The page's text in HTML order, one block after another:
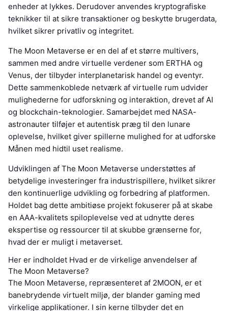
enheder at lykkes. Derudover anvendes kryptografiske
teknikker til at sikre transaktioner og beskytte brugerdata,
hvilket sikrer privatliv og integritet.
The Moon Metaverse er en del af et større multivers,
sammen med andre virtuelle verdener som ERTHA og
Venus, der tilbyder interplanetarisk handel og eventyr.
Dette sammenkoblede netværk af virtuelle rum udvider
mulighederne for udforskning og interaktion, drevet af AI
og blockchain-teknologier. Samarbejdet med NASA-
astronauter tilføjer et autentisk præg til den lunare
oplevelse, hvilket giver spillerne mulighed for at udforske
Månen med hidtil uset realisme.
Udviklingen af The Moon Metaverse understøttes af
betydelige investeringer fra industrispillere, hvilket sikrer
den kontinuerlige udvikling og forbedring af platformen.
Holdet bag dette ambitiøse projekt fokuserer på at skabe
en AAA-kvalitets spiloplevelse ved at udnytte deres
ekspertise og ressourcer til at skubbe grænserne for,
hvad der er muligt i metaverset.
Her er indholdet Hvad er de virkelige anvendelser af
The Moon Metaverse?
The Moon Metaverse, repræsenteret af 2MOON, er et
banebrydende virtuelt miljø, der blander gaming med
virkelige applikationer. I sin kerne tilbyder det en